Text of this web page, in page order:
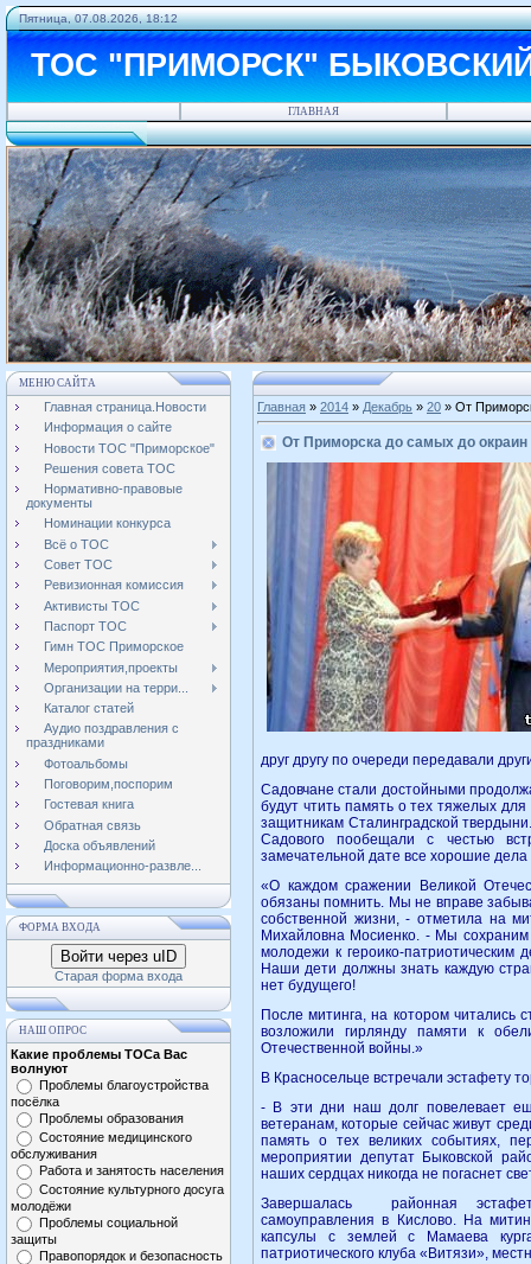
Пятница, 07.08.2026, 18:12
ТОС "ПРИМОРСК"
ГЛАВНАЯ
МЕНЮ САЙТА
Главная страница.Новости
Информация о сайте
Новости ТОС "Приморское"
Решения совета ТОС
Нормативно-правовые
документы
Номинации конкурса
Всё о ТОС
Совет ТОС
Ревизионная комиссия
Активисты ТОС
Паспорт ТОС
Гимн ТОС Приморское
Мероприятия,проекты
Организации на терри...
Каталог статей
Аудио поздравления с
праздниками
Фотоальбомы
Поговорим,поспорим
Гостевая книга
Обратная связь
Доска объявлений
Информационно-развле...
ФОРМА ВХОДА
Войти через uID
Старая форма входа
НАШ ОПРОС
Какие проблемы ТОСа Вас
волнуют
Проблемы благоустройства
посёлка
Проблемы образования
Состояние медицинского
обслуживания
Работа и занятость населения
Состояние культурного досуга
молодёжи
Проблемы социальной
защиты
Правопорядок и безопасность
Главная » 2014 » Декабрь » 20 » От
От Приморска до самых до окраин
друг другу по очереди передавали
Садовчане стали достойными
будут чтить память о тех тяжелых
защитникам Сталинградской
Садового пообещали с честью
замечательной дате все хорошие
«О каждом сражении Великой
обязаны помнить. Мы не вправе
собственной жизни, - отметила на
Михайловна Мосиенко. - Мы
молодежи к героико-патриотическим
Наши дети должны знать каждую
нет будущего!
После митинга, на котором читались
возложили гирлянду памяти к
Отечественной войны.»
В Красносельце встречали эстафету
- В эти дни наш долг повелевает
ветеранам, которые сейчас живут
память о тех великих событиях,
мероприятии депутат Быковской
наших сердцах никогда не погаснет
Завершалась районная эстафета
самоуправления в Кислово. На
капсулы с землей с Мамаева
патриотического клуба «Витязи»,